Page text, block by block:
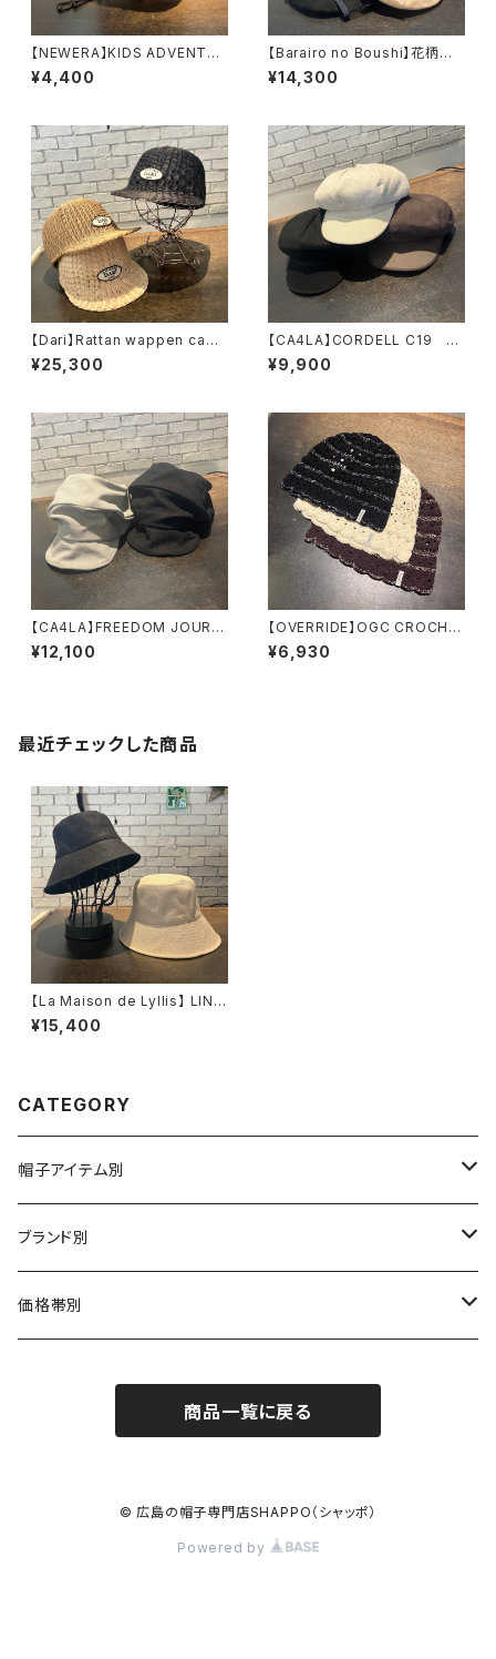
【NEWERA】KIDS ADVENTU
TE LIGHT Seersucker 14
112000 14112001
¥4,400
【Barairo no Boushi】花柄オ
ーガンジーリボンベレー
¥14,300
【Dari】Rattan wappen cap
¥25,300
【CA4LA】CORDELL C19
キャスケット ZKN0270
1
¥9,900
【CA4LA】FREEDOM JOURN
EY REPL 2 キャスケッ
ト DOU02098
¥12,100
【OVERRIDE】OGC CROCHE
T BEANIE SG ニット
261090202
¥6,930
最近チェックした商品
【La Maison de Lyllis】 LINE
N POTHAT ハット
2261013
¥15,400
CATEGORY
帽子アイテム別
ハット
布帛（布・ニット・レザー等）
キャスケット
ブランド別
CA4LA / カシラ
La Maison de Lyllis / ラメゾンドリリス
MIGHTY SHINE / マイティシャイン
価格帯別
5,501〜11,000円
11,001円～15,000円
商品一覧に戻る
© 広島の帽子専門店SHAPPO（シャッポ）
Powered by